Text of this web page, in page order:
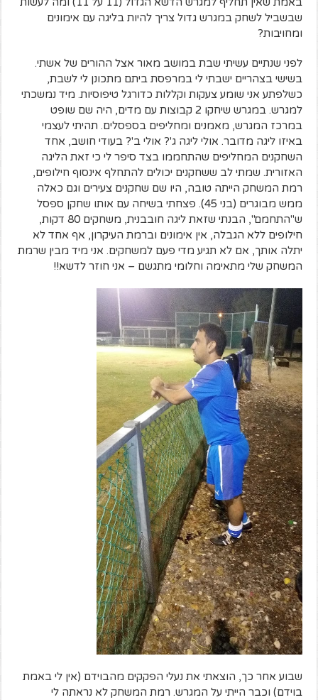
שבשביל לשחק במגרש גדול צריך להיות בליגה עם אימונים
ומחויבות?
לפני שנתיים עשיתי שבת במושב מאור אצל ההורים של אשתי.
בשישי בצהריים ישבתי לי במרפסת ביתם מתכונן לי לשבת,
כשלפתע אני שומע צעקות וקללות כדורגל טיפוסיות. מיד נמשכתי
למגרש. במגרש שיחקו 2 קבוצות עם מדים, היה שם שופט
במרכז המגרש, מאמנים ומחליפים בספסלים. תהיתי לעצמי
באיזו ליגה מדובר. אולי ליגה ג'? אולי ב'? בעודי חושב, אחד
השחקנים המחליפים שהתחממו בצד סיפר לי כי זאת הליגה
האזורית. שמתי לב ששחקנים יכולים להתחלף אינסוף חילופים,
רמת המשחק הייתה טובה, היו שם שחקנים צעירים וגם כאלה
ממש מבוגרים (בני 45). פצחתי בשיחה עם אותו שחקן ספסל
ש"התחמם", הבנתי שזאת ליגה חובבנית, משחקים 80 דקות,
חילופים ללא הגבלה, אין אימונים וברמת העיקרון, אף אחד לא
יתלה אותך, אם לא תגיע מדי פעם למשחקים. אני מיד מבין שרמת
המשחק שלי מתאימה וחלומי מתגשם – אני חוזר לדשא!!
שבוע אחר כך, הוצאתי את נעלי הפקקים מהבוידם (אין לי באמת
בוידם) וכבר הייתי על המגרש. רמת המשחק לא נראתה לי